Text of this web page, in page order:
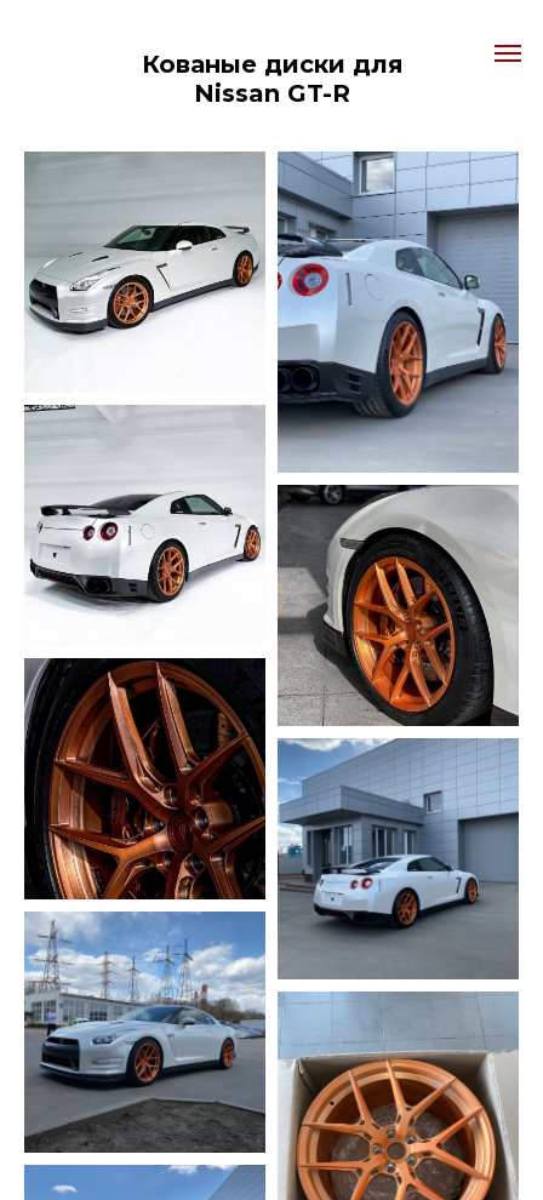
Кованые диски для
Nissan GT-R